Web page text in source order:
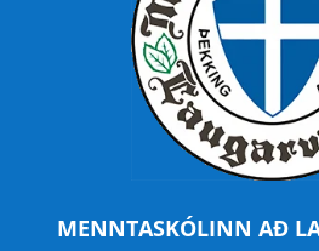
MENNTASKÓLINN AÐ